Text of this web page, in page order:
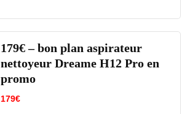
179€ – bon plan aspirateur
nettoyeur Dreame H12 Pro en
promo
179€